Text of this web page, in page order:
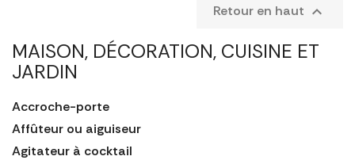
MAISON, DÉCORATION, CUISINE ET
JARDIN
Accroche-porte
Affûteur ou aiguiseur
Agitateur à cocktail
Retour en haut 